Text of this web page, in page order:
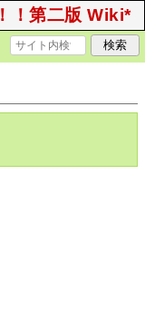
！第二版 Wiki*